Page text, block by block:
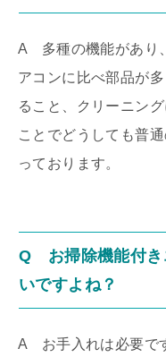
A 多種の機能があり
アコンに比べ部品が
ること、クリーニン
ことでどうしても普
っております。
Q お掃除機能付き
いですよね？
A お手入れは必要で